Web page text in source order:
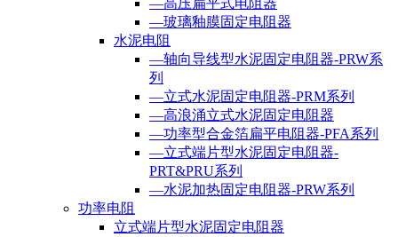
—高压扁平式电阻器
—玻璃釉膜固定电阻器
水泥电阻
—轴向导线型水泥固定电阻器-PRW系
列
—立式水泥固定电阻器-PRM系列
—高浪涌立式水泥固定电阻器
—功率型合金箔扁平电阻器-PFA系列
—立式端片型水泥固定电阻器-
PRT&PRU系列
—水泥加热固定电阻器-PRW系列
功率电阻
立式端片型水泥固定电阻器